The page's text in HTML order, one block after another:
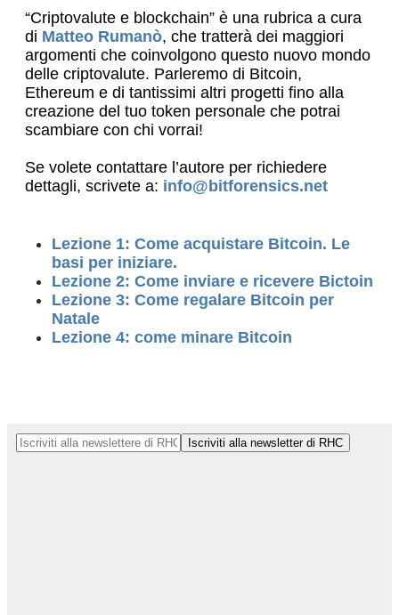
“Criptovalute e blockchain” è una rubrica a cura
di Matteo Rumanò, che tratterà dei maggiori
argomenti che coinvolgono questo nuovo mondo
delle criptovalute. Parleremo di Bitcoin,
Ethereum e di tantissimi altri progetti fino alla
creazione del tuo token personale che potrai
scambiare con chi vorrai!
Se volete contattare l’autore per richiedere
dettagli, scrivete a: info@bitforensics.net
Lezione 1: Come acquistare Bitcoin. Le
basi per iniziare.
Lezione 2: Come inviare e ricevere Bictoin
Lezione 3: Come regalare Bitcoin per
Natale
Lezione 4: come minare Bitcoin